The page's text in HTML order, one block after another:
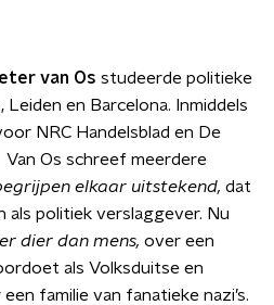
van Os studeerde politieke
en Barcelona. Inmiddels
NRC Handelsblad en De
Os schreef meerdere
elkaar uitstekend, dat
als politiek verslaggever. Nu
dier dan mens, over een
als Volksduitse en
familie van fanatieke nazi’s.